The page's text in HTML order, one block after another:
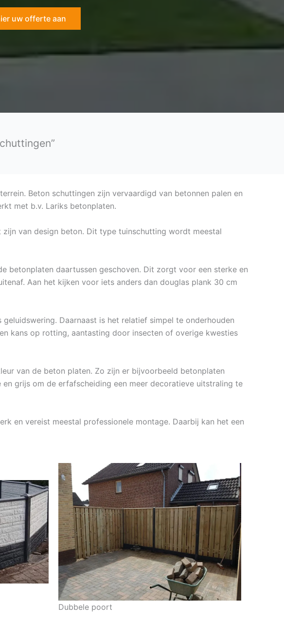
uw offerte aan
Beton schuttingen zijn vervaardigd van betonnen palen en
met b.v. Lariks betonplaten.
van design beton. Dit type tuinschutting wordt meestal
betonplaten daartussen geschoven. Dit zorgt voor een sterke en
Aan het kijken voor iets anders dan douglas plank 30 cm
Daarnaast is het relatief simpel te onderhouden
kans op rotting, aantasting door insecten of overige kwesties
van de beton platen. Zo zijn er bijvoorbeeld betonplaten
grijs om de erfafscheiding een meer decoratieve uitstraling te
en vereist meestal professionele montage. Daarbij kan het een
Dubbele poort